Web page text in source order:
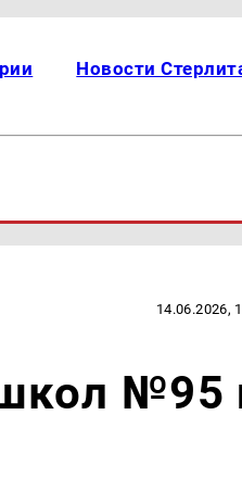
Новости
14.06.2026,